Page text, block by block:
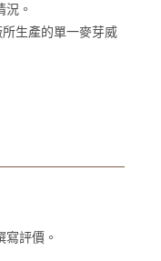
。
生產的單一麥芽威
評價。